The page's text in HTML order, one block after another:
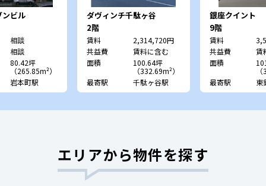
ビル
相談
相談
80.42坪
（265.85m²）
岩本町駅
ダヴィンチ千駄ヶ谷
2階
賃料
2,314,720円
共益費
賃料に含む
面積
100.64坪
（332.69m²）
最寄駅
千駄ヶ谷駅
銀座クイント
9階
賃料
共益費
賃
面積
最寄駅
東
エリアから物件を探す